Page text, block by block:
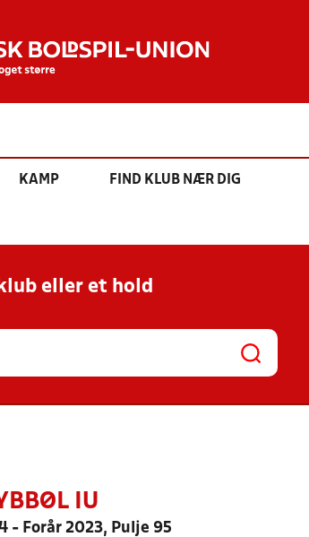
KAMP FIND KLUB NÆR DIG
eller et hold
IU
- Forår 2023, Pulje 95